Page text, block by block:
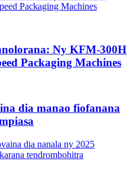
Ny KFM-300H
​​Packaging Machines
dia manao fiofanana